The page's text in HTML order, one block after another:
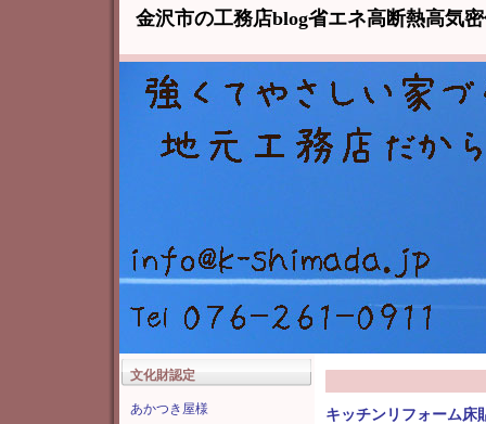
金沢市の工務店blog省エネ高断熱高気
文化財認定
あかつき屋様 キッチンリフォーム床